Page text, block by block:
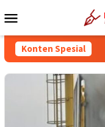
ke
Mobile
Konten Spesial